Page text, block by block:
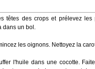
têtes des crops et prélevez
dans un bol.
les oignons. Nettoyez la
l'huile dans une cocotte.